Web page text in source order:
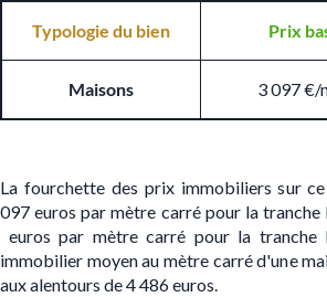
Typologie du bien Prix
Maisons 3 097 €/
La fourchette des prix immobiliers sur
097 euros par mètre carré pour la tranche
euros par mètre carré pour la tranche
immobilier moyen au mètre carré d'une
aux alentours de 4 486 euros.